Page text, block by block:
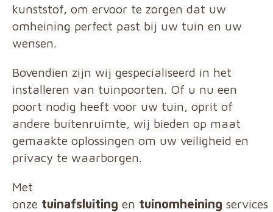
kunststof, om ervoor te zorgen dat uw
omheining perfect past bij uw tuin en uw
wensen.
Bovendien zijn wij gespecialiseerd in het
installeren van tuinpoorten. Of u nu een
poort nodig heeft voor uw tuin, oprit of
andere buitenruimte, wij bieden op maat
gemaakte oplossingen om uw veiligheid en
privacy te waarborgen.
Met
onze tuinafsluiting en tuinomheining services